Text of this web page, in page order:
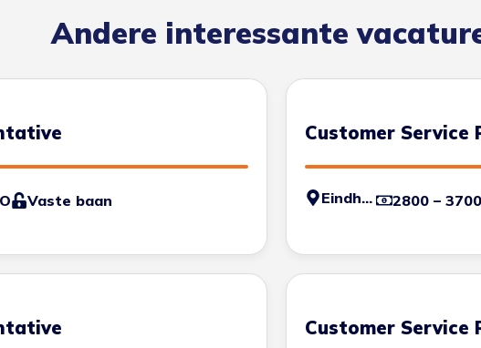
Andere interessante
Vaste baan
Customer Service
Eindhoven 2800 – 3700
Customer Service